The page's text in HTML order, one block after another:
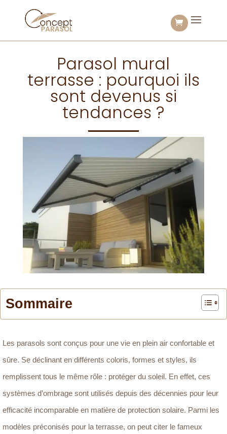
Parasol mural
terrasse : pourquoi ils
sont devenus si
tendances ?
Sommaire
Les parasols sont conçus pour une vie en plein air confortable et
sûre. Se déclinant en différents coloris, formes et styles, ils
remplissent tous le même rôle : protéger du soleil. En effet, ces
systèmes d’ombrage sont utilisés depuis des décennies pour leur
efficacité incomparable en matière de protection solaire. Parmi les
modèles préconisés pour la terrasse, on peut citer le fameux